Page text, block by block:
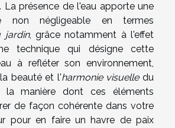
La présence de l'eau apporte une
non négligeable en termes
jardin, grâce notamment à l'effet
technique qui désigne cette
à refléter son environnement,
beauté et l'harmonie visuelledu
la manière dont ces éléments
de façon cohérente dans votre
pour en faire un havre de paix